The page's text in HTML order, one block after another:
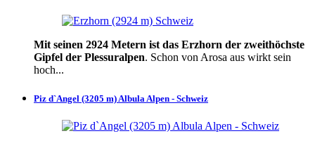
Mit seinen 2924 Metern ist das Erzhorn der zweithöchste
Gipfel der Plessuralpen. Schon von Arosa aus wirkt sein
hoch...
Piz d`Angel (3205 m) Albula Alpen - Schweiz